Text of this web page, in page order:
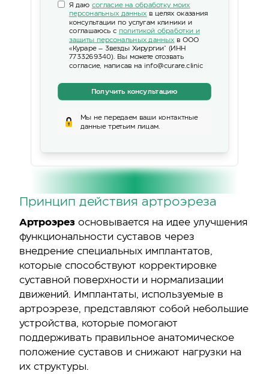
Я даю согласие на обработку моих
персональных данных в целях оказания
консультации по услугам клиники и
соглашаюсь с политикой обработки и
защиты персональных данных в ООО
«Кураре – Звезды Хирургии" (ИНН
7733269340). Вы можете отозвать
согласие, написав на info@curare.clinic
Получить консультацию
Мы не передаем ваши контактные
данные третьим лицам.
Принцип действия артроэреза
Артроэрез основывается на идее улучшения
функциональности суставов через
внедрение специальных имплантатов,
которые способствуют корректировке
суставной поверхности и нормализации
движений. Имплантаты, используемые в
артроэрезе, представляют собой небольшие
устройства, которые помогают
поддерживать правильное анатомическое
положение суставов и снижают нагрузки на
их структуры.